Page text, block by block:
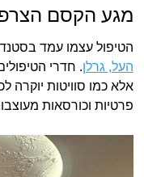
מגע הקסם
הטיפול עצמו עמד
העל, גרלן. חדרי
אלא כמו סוויטות יוקרה
פרטיות וכורסאות